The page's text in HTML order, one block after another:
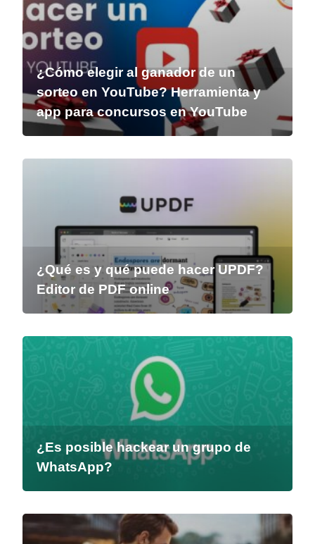
¿Cómo elegir al ganador de un
sorteo en YouTube? Herramienta y
app para concursos en YouTube
¿Qué es y qué puede hacer UPDF?
Editor de PDF online
¿Es posible hackear un grupo de
WhatsApp?